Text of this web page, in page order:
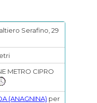
Serafino, 29
METRO CIPRO
(ANAGNINA) per